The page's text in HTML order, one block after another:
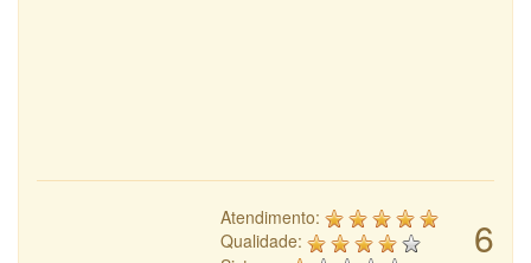
6
Atendimento:
Qualidade: